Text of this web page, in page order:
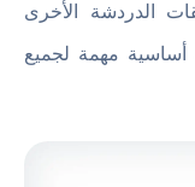
الدردشة الأخرى
مهمة لجميع